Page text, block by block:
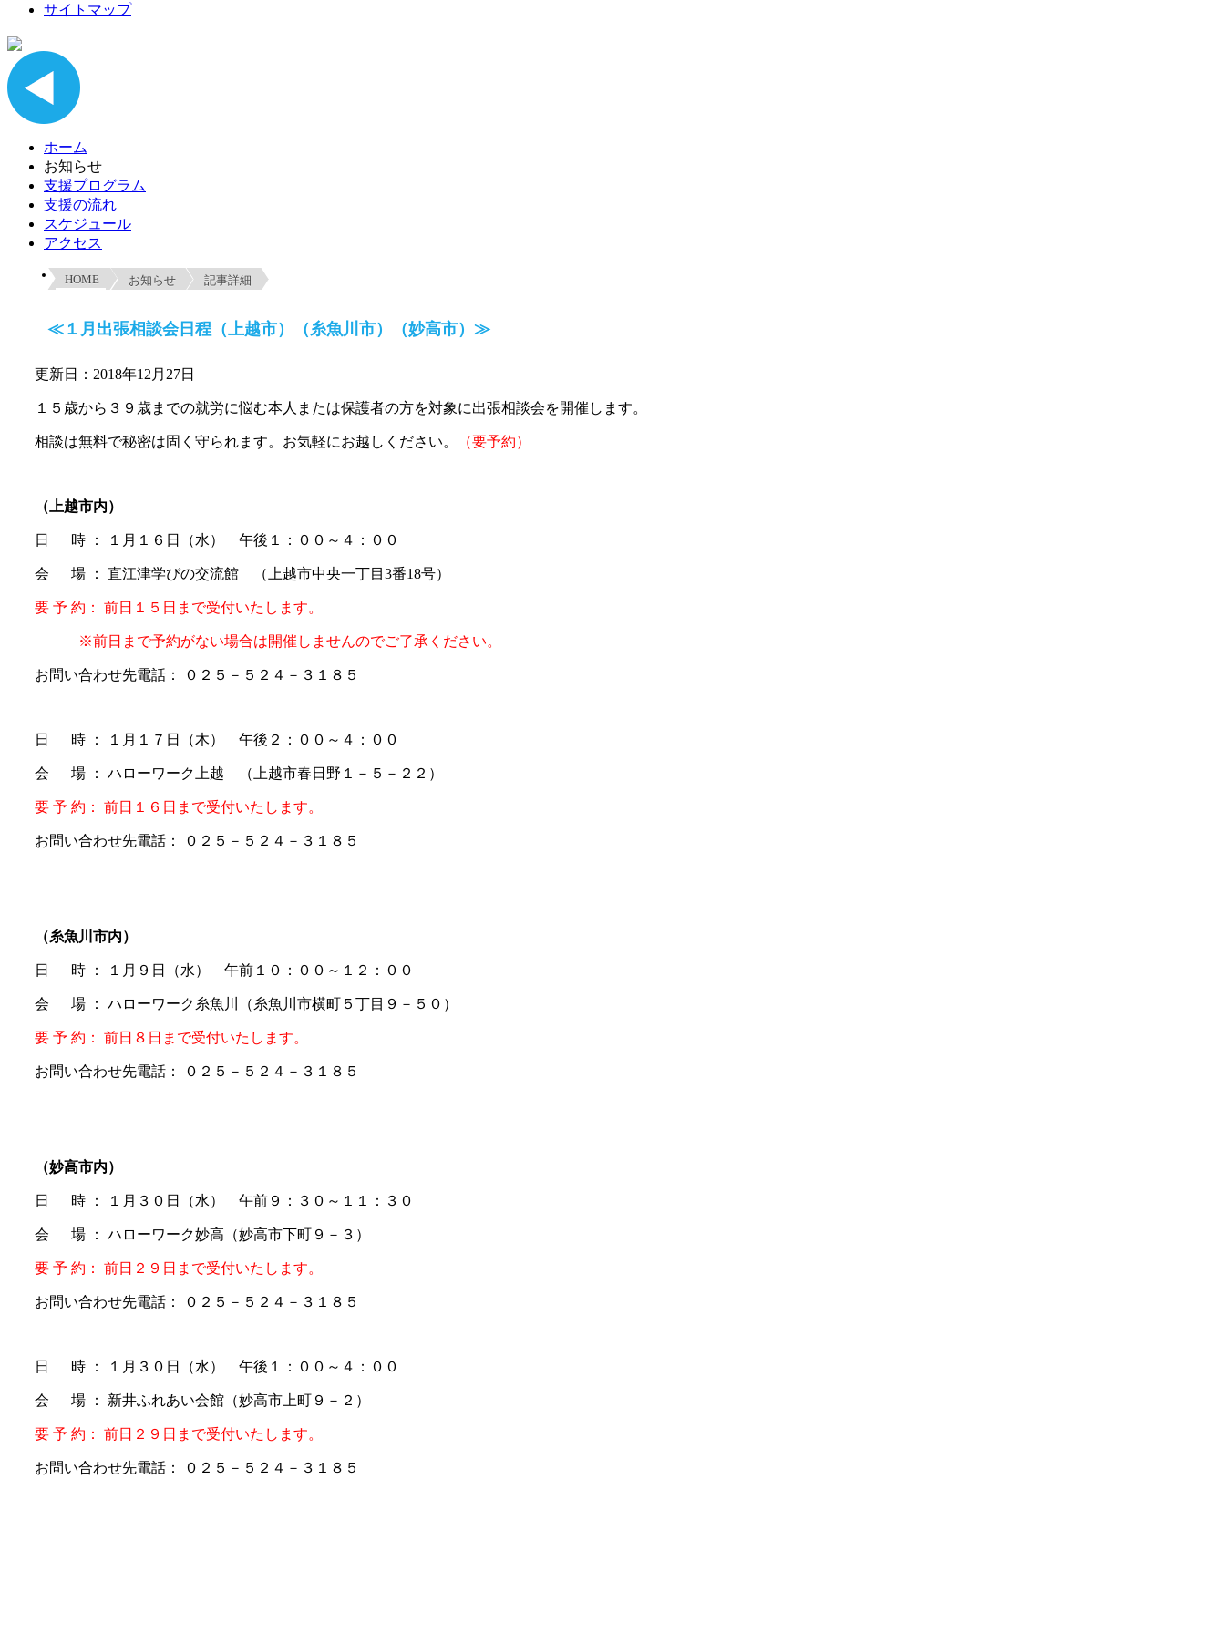
サイトマップ
ホーム
お知らせ
支援プログラム
支援の流れ
スケジュール
アクセス
HOME お知らせ 記事詳細
≪１月出張相談会日程（上越市）（糸魚川市）（妙高市）≫
更新日：2018年12月27日
１５歳から３９歳までの就労に悩む本人または保護者の方を対象に出張相談会を開催します。
相談は無料で秘密は固く守られます。お気軽にお越しください。 （要予約）
（上越市内）
日 時 ： １月１６日（水） 午後１：００～４：００
会 場 ： 直江津学びの交流館 （上越市中央一丁目3番18号）
要 予 約： 前日１５日まで受付いたします。
※前日まで予約がない場合は開催しませんのでご了承ください。
お問い合わせ先電話： ０２５－５２４－３１８５
日 時 ： １月１７日（木） 午後２：００～４：００
会 場 ： ハローワーク上越 （上越市春日野１－５－２２）
要 予 約： 前日１６日まで受付いたします。
お問い合わせ先電話： ０２５－５２４－３１８５
（糸魚川市内）
日 時 ： １月９日（水） 午前１０：００～１２：００
会 場 ： ハローワーク糸魚川（糸魚川市横町５丁目９－５０）
要 予 約： 前日８日まで受付いたします。
お問い合わせ先電話： ０２５－５２４－３１８５
（妙高市内）
日 時 ： １月３０日（水） 午前９：３０～１１：３０
会 場 ： ハローワーク妙高（妙高市下町９－３）
要 予 約： 前日２９日まで受付いたします。
お問い合わせ先電話： ０２５－５２４－３１８５
日 時 ： １月３０日（水） 午後１：００～４：００
会 場 ： 新井ふれあい会館（妙高市上町９－２）
要 予 約： 前日２９日まで受付いたします。
お問い合わせ先電話： ０２５－５２４－３１８５